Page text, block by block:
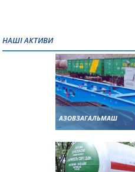
НАШІ АКТИВИ
АЗОВЗАГАЛЬМАШ